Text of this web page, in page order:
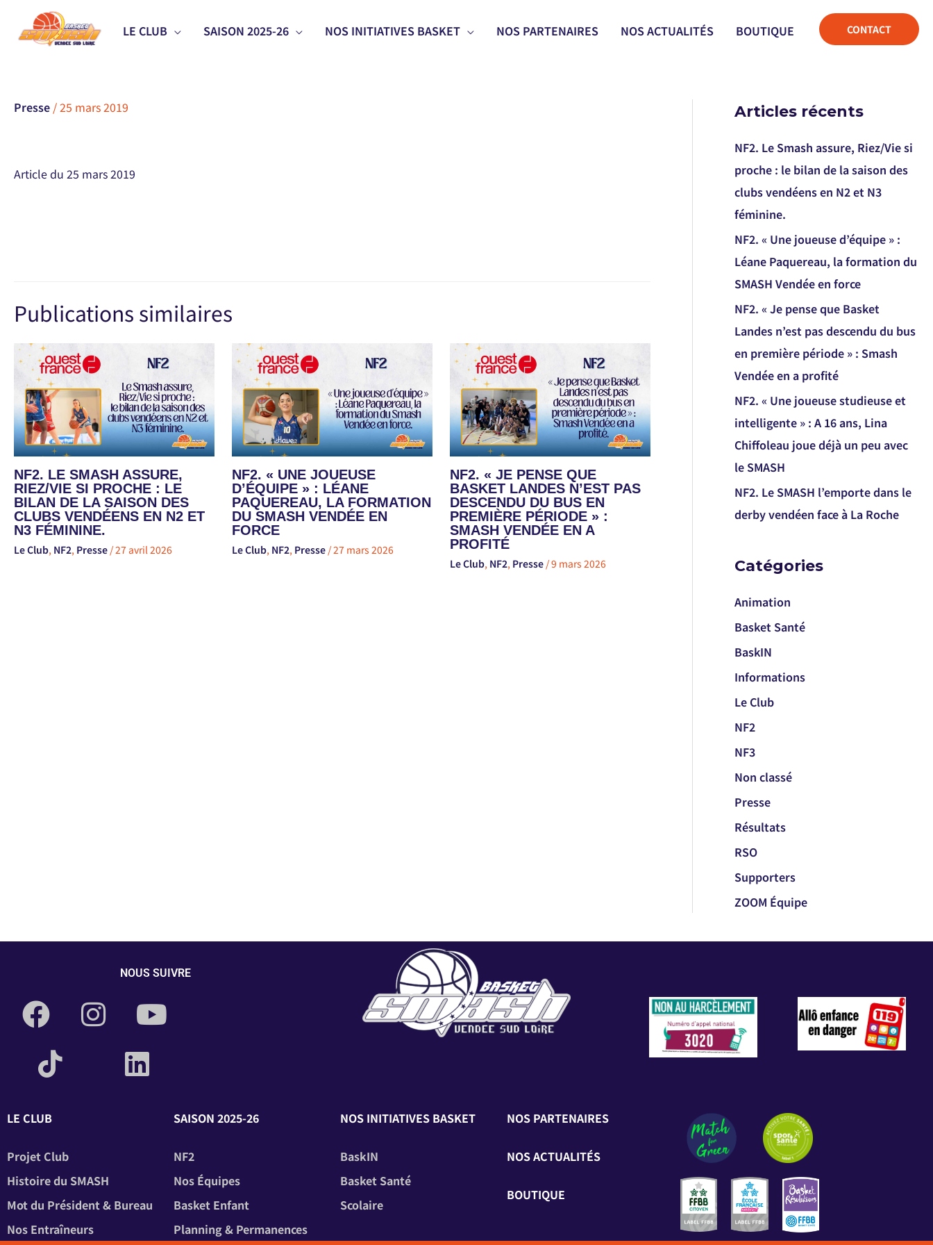
LE CLUB SAISON 2025-26 NOS INITIATIVES BASKET NOS PARTENAIRES NOS ACTUALITÉS BOUTIQUE CONTACT
Presse /25 mars 2019
Article du 25 mars 2019
Publications similaires
NF2. LE SMASH ASSURE,
RIEZ/VIE SI PROCHE : LE
BILAN DE LA SAISON DES
CLUBS VENDÉENS EN N2 ET
N3 FÉMININE.
Le Club, NF2, Presse /27 avril 2026
NF2. « UNE JOUEUSE
D’ÉQUIPE » : LÉANE
PAQUEREAU, LA FORMATION
DU SMASH VENDÉE EN
FORCE
Le Club, NF2, Presse /27 mars 2026
NF2. « JE PENSE QUE
BASKET LANDES N’EST PAS
DESCENDU DU BUS EN
PREMIÈRE PÉRIODE » :
SMASH VENDÉE EN A
PROFITÉ
Le Club, NF2, Presse /9 mars 2026
Articles récents
NF2. Le Smash assure, Riez/Vie si
proche : le bilan de la saison des
clubs vendéens en N2 et N3
féminine.
NF2. « Une joueuse d’équipe » :
Léane Paquereau, la formation du
SMASH Vendée en force
NF2. « Je pense que Basket
Landes n’est pas descendu du bus
en première période » : Smash
Vendée en a profité
NF2. « Une joueuse studieuse et
intelligente » : A 16 ans, Lina
Chiffoleau joue déjà un peu avec
le SMASH
NF2. Le SMASH l’emporte dans le
derby vendéen face à La Roche
Catégories
Animation
Basket Santé
BaskIN
Informations
Le Club
NF2
NF3
Non classé
Presse
Résultats
RSO
Supporters
ZOOM Équipe
NOUS SUIVRE
LE CLUB
Projet Club
Histoire du SMASH
Mot du Président & Bureau
Nos Entraîneurs
SAISON 2025-26
NF2
Nos Équipes
Basket Enfant
Planning & Permanences
NOS INITIATIVES BASKET
BaskIN
Basket Santé
Scolaire
NOS PARTENAIRES
NOS ACTUALITÉS
BOUTIQUE